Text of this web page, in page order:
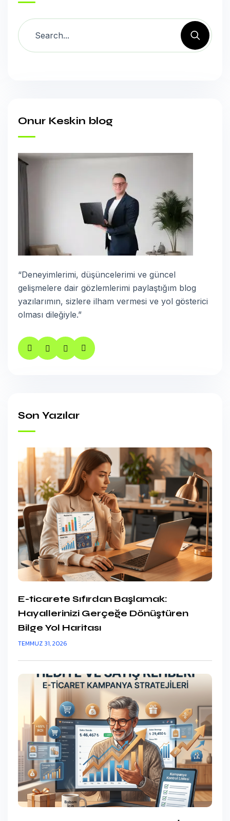
Onur Keskin blog
“Deneyimlerimi, düşüncelerimi ve güncel
gelişmelere dair gözlemlerimi paylaştığım blog
yazılarımın, sizlere ilham vermesi ve yol gösterici
olması dileğiyle.”
Son Yazılar
E-ticarete Sıfırdan Başlamak:
Hayallerinizi Gerçeğe Dönüştüren
Bilge Yol Haritası
TEMMUZ 31, 2026